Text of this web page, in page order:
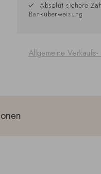
Absolut sichere
Banküberweisung
Allgemeine